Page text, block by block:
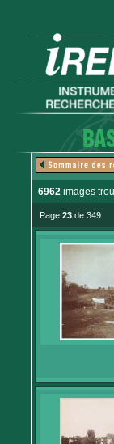
6962 images
Page 23 de 349